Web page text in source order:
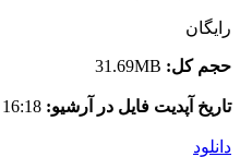
رایگان
حجم کل: 31.69MB
تاریخ آپدیت فایل در آرشیو: 16:18 - 2025/10/11
دانلود